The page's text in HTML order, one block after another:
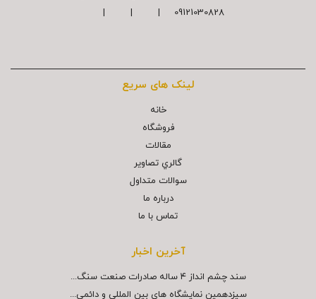
09121030828 | | |
لینک های سریع
خانه
فروشگاه
مقالات
گالري تصاوير
سوالات متداول
درباره ما
تماس با ما
آخرین اخبار
سند چشم انداز ۴ ساله صادرات صنعت سنگ...
سیزدهمین نمایشگاه های بین المللی و دائمی...